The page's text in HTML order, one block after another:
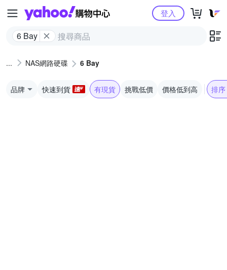
Yahoo購物中心
6 Bay
登入
NAS網路硬碟 6 Bay
品牌 快速到貨 有現貨 挑戰低價 價格低到高 排序